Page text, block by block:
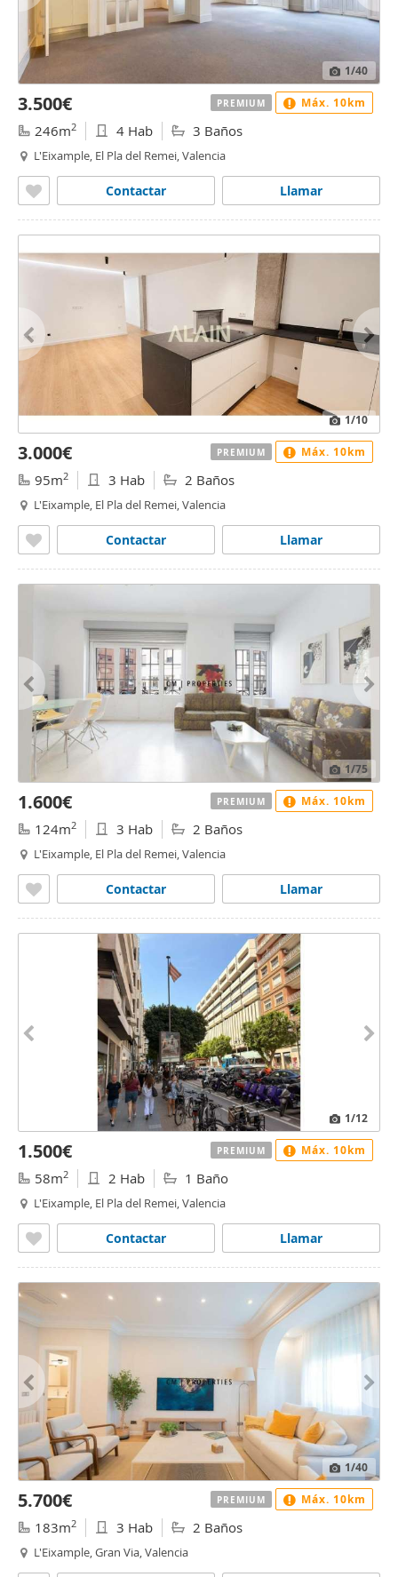
1/40
3.500€
246m2 4 Hab 3 Baños
L'Eixample, El Pla del Remei, Valencia
Llamar
Contactar
PREMIUM Máx. 10km
1/10
3.000€
95m2 3 Hab 2 Baños
L'Eixample, El Pla del Remei, Valencia
Llamar
Contactar
PREMIUM Máx. 10km
1/75
1.600€
124m2 3 Hab 2 Baños
L'Eixample, El Pla del Remei, Valencia
Llamar
Contactar
PREMIUM Máx. 10km
1/12
1.500€
58m2 2 Hab 1 Baño
L'Eixample, El Pla del Remei, Valencia
Llamar
Contactar
PREMIUM Máx. 10km
1/40
5.700€
183m2 3 Hab 2 Baños
L'Eixample, Gran Via, Valencia
PREMIUM Máx. 10km